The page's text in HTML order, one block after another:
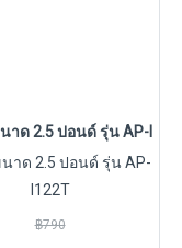
าด 2.5 ปอนด์ รุ่น AP-
าด 2.5 ปอนด์ รุ่น AP-
I122T
฿790